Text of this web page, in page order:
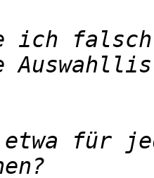
ich
etwa für